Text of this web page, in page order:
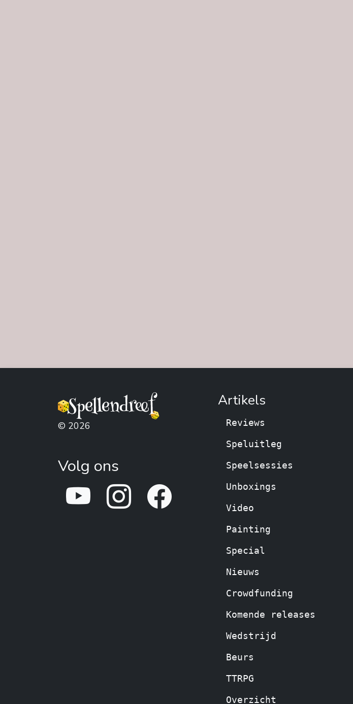
© 2026
Volg ons
Artikels
Reviews
Speluitleg
Speelsessies
Unboxings
Video
Painting
Special
Nieuws
Crowdfunding
Komende releases
Wedstrijd
Beurs
TTRPG
Overzicht